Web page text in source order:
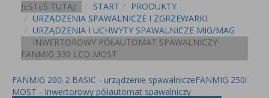
JESTEŚ TUTAJ: START
PRODUKTY
URZĄDZENIA SPAWALNICZE I ZGRZEWARKI
URZĄDZENIA I UCHWYTY SPAWALNICZE MIG/MAG
INWERTOROWY PÓŁAUTOMAT SPAWALNICZY
FANMIG 330 LCD MOST
FANMIG 200-2 BASIC - urządzenie spawalniczeFANMIG 250i
MOST - Inwertorowy półautomat spawalniczy